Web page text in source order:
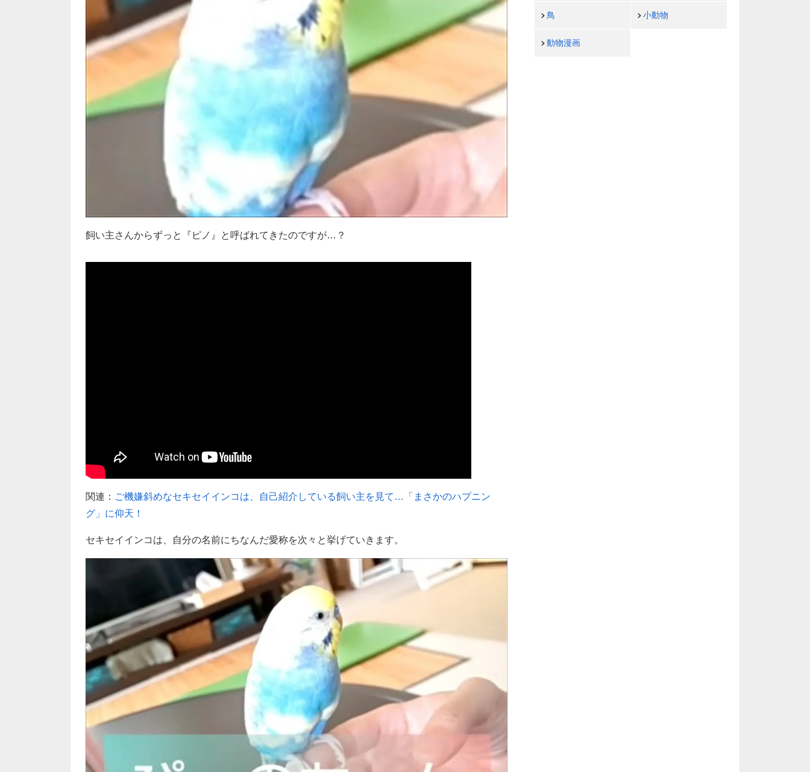
飼い主さんからずっと『ピノ』と呼ばれてきたのですが…？
関連： ご機嫌斜めなセキセイインコは、自己紹介している飼い主を見て…「まさかのハプニン
グ」に仰天！
セキセイインコは、自分の名前にちなんだ愛称を次々と挙げていきます。
鳥 小動物
動物漫画